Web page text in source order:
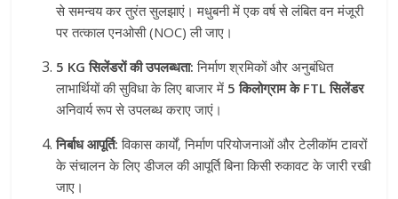
से समन्वय कर तुरंत सुलझाएं। मधुबनी में एक वर्ष से लंबित वन मंजूरी
पर तत्काल एनओसी (NOC) ली जाए।
5 KG सिलेंडरों की उपलब्धता: निर्माण श्रमिकों और अनुबंधित
लाभार्थियों की सुविधा के लिए बाजार में 5 किलोग्राम के FTL सिलेंडर
अनिवार्य रूप से उपलब्ध कराए जाएं।
निर्बाध आपूर्ति: विकास कार्यों, निर्माण परियोजनाओं और टेलीकॉम टावरों
के संचालन के लिए डीजल की आपूर्ति बिना किसी रुकावट के जारी रखी
जाए।